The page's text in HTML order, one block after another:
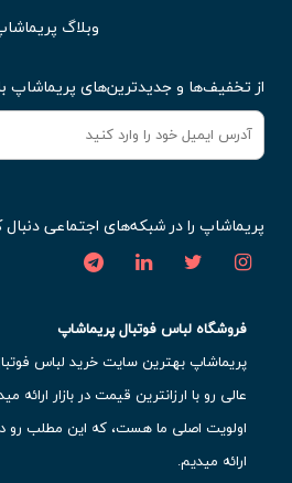
وبلاگ
از تخفیف‌ها و جدیدترین‌های پریماشاپ
پریماشاپ را در شبکه‌های اجتماعی دنبال
فروشگاه لباس فوتبال پریماشاپ
پریماشاپ بهترین سایت خرید لباس
عالی رو با ارزانترین قیمت در بازار
اولویت اصلی ما هست، که این مطلب رو
ارائه میدیم.